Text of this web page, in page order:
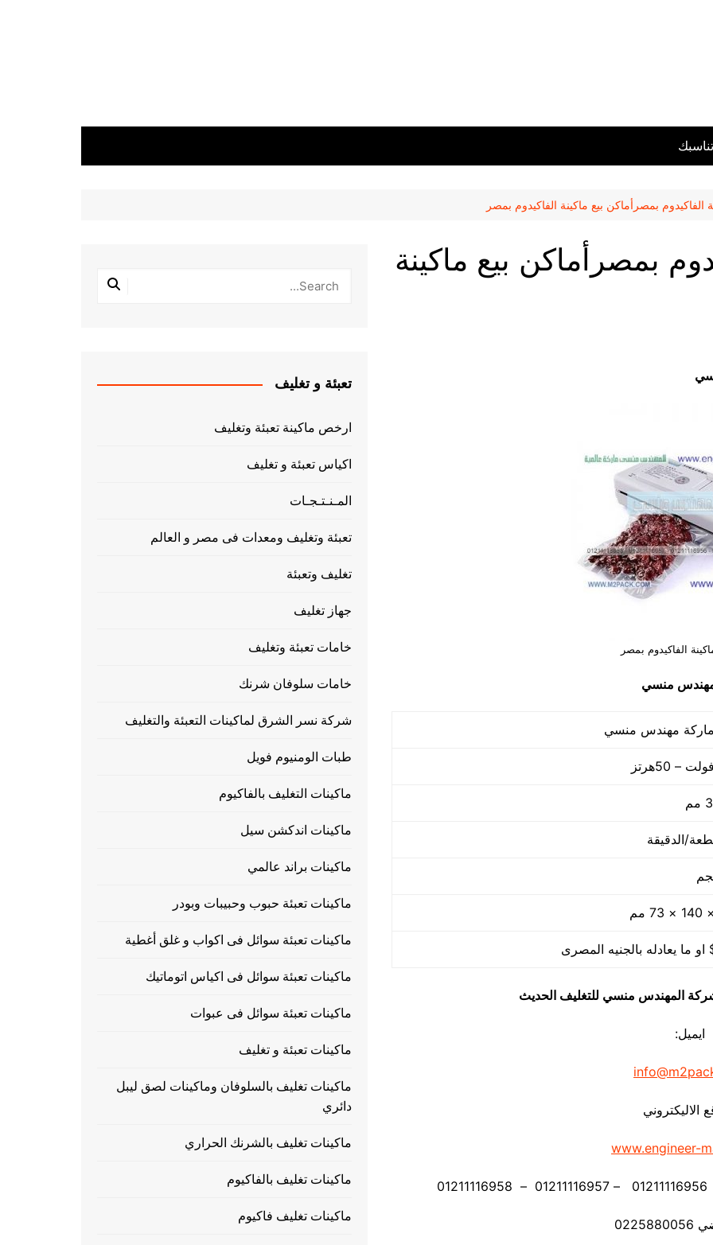
الفاكيدوم بمصرأماكن بيع ماكينة الفاكيدوم بمصر
بمصرأماكن بيع ماكينة
الفاكيدوم بمصر
منسي
شركة المهندس منسي للتغليف الحديث
ايميل:
الاليكتروني
www.engineer-
تعبئة و تغليف
ارخص ماكينة تعبئة وتغليف
اكياس تعبئة و تغليف
المـنـتـجـات
تعبئة وتغليف ومعدات فى مصر و العالم
تغليف وتعبئة
جهاز تغليف
خامات تعبئة وتغليف
خامات سلوفان شرنك
شركة نسر الشرق لماكينات التعبئة والتغليف
طبات الومنيوم فويل
ماكينات التغليف بالفاكيوم
ماكينات اندكشن سيل
ماكينات براند عالمي
ماكينات تعبئة حبوب وحبيبات وبودر
ماكينات تعبئة سوائل فى اكواب و غلق أغطية
ماكينات تعبئة سوائل فى اكياس اتوماتيك
ماكينات تعبئة سوائل فى عبوات
ماكينات تعبئة و تغليف
ماكينات تغليف بالسلوفان وماكينات لصق ليبل
دائري
ماكينات تغليف بالشرنك الحراري
ماكينات تغليف بالفاكيوم
ماكينات تغليف فاكيوم